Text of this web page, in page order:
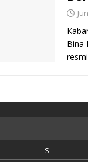
Bina
S